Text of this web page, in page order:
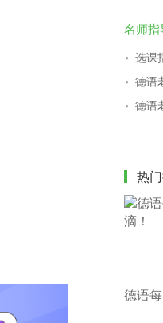
名师指
选课
热
德语